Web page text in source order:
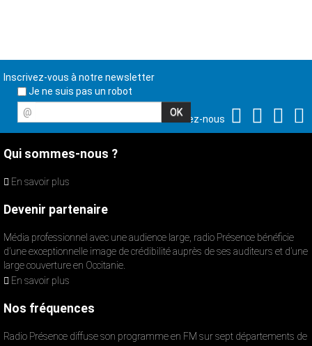
Inscrivez-vous à notre newsletter
Je ne suis pas un robot
@
Suivez-nous
Qui sommes-nous ?
En savoir plus
Devenir partenaire
Média professionnel avec une audience large, radio Présence bénéficie
d’une exceptionnelle image de crédibilité auprès de ses auditeurs et d’une
large couverture en Occitanie.
En savoir plus
Nos fréquences
Radio Présence diffuse son programme en FM sur sept départements de